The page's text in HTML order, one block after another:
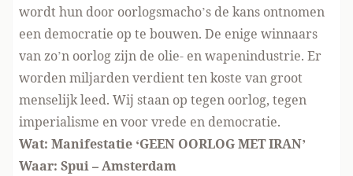
wordt hun door oorlogsmacho’s de kans ontnomen
een democratie op te bouwen. De enige winnaars
van zo’n oorlog zijn de olie- en wapenindustrie. Er
worden miljarden verdient ten koste van groot
menselijk leed. Wij staan op tegen oorlog, tegen
imperialisme en voor vrede en democratie.
Wat: Manifestatie ‘GEEN OORLOG MET IRAN’
Waar: Spui – Amsterdam